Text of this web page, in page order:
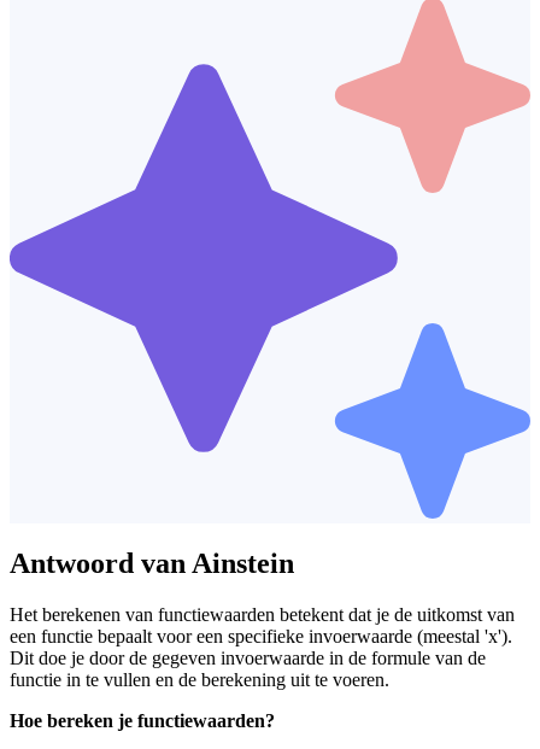
Antwoord van Ainstein
Het berekenen van functiewaarden betekent dat je de uitkomst van
een functie bepaalt voor een specifieke invoerwaarde (meestal 'x').
Dit doe je door de gegeven invoerwaarde in de formule van de
functie in te vullen en de berekening uit te voeren.
Hoe bereken je functiewaarden?